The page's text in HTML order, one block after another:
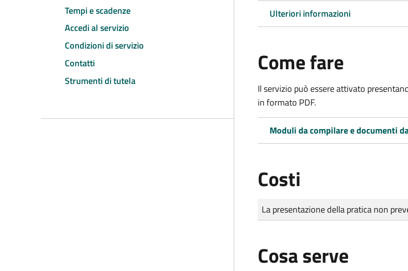
Tempi e scadenze
Accedi al servizio
Condizioni di servizio
Contatti
Strumenti di tutela
Ulteriori informazioni
Come fare
Il servizio può essere attivato
in formato PDF.
Moduli da compilare e documenti
Costi
Tipo di pagamento
Importo
La presentazione della pratica non
Cosa serve